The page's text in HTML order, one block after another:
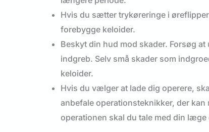
Hvis du sætter trykøreringe i
forebygge keloider.
Beskyt din hud mod skader. Forsøg
indgreb. Selv små skader som
keloider.
Hvis du vælger at lade dig operere,
anbefale operationsteknikker, der
operationen skal du tale med din